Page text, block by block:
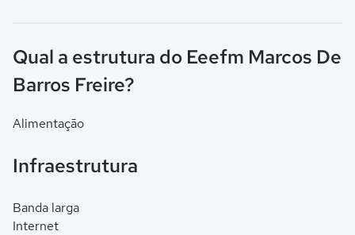
Qual a estrutura do Eeefm Marcos De
Barros Freire?
Alimentação
Infraestrutura
Banda larga
Internet